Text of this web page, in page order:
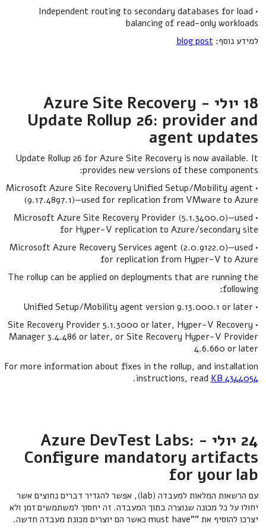
• Independent routing to secondary databases for load
balancing of read-only workloads
למידע נוסף: blog post
18 יולי - Azure Site Recovery
Update Rollup 26: provider and
agent updates
Update Rollup 26 for Azure Site Recovery is now available. It
provides new versions of these components:
• Microsoft Azure Site Recovery Unified Setup/Mobility agent
(9.17.4897.1)—used for replication from VMware to Azure
• Microsoft Azure Site Recovery Provider (5.1.3400.0)—used
for Hyper-V replication to Azure/secondary site
• Microsoft Azure Recovery Services agent (2.0.9122.0)—used
for replication from Hyper-V to Azure
The rollup can be applied on deployments that are running the
following:
• Unified Setup/Mobility agent version 9.13.000.1 or later
• Site Recovery Provider 5.1.3000 or later, Hyper-V Recovery
Manager 3.4.486 or later, or Site Recovery Hyper-V Provider
4.6.660 or later
For more information about fixes in the rollup, and installation
instructions, read KB 4344054
.
24 יולי - Azure DevTest Labs:
Configure mandatory artifacts
for your lab
עם הרשאות המלאות למעבדה (lab), אפשר להגדיר דברים נחוצים אשר
יחולו על כל מכונה שנוצרה בתוך המעבדה. זה יחסוך למשתמשים זמן ולא
יצרכו להוסיף את ""must have כאשר הם יוצרים מכונת מעבדה חדשה.